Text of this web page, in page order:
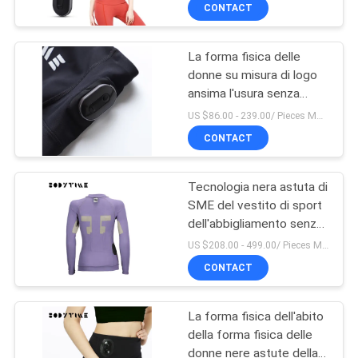
CONTROLLO
DI
QUALITÀ
CONTATTICI
NOTIZIA
RICHIEDA
UNA
CITAZIONE
Vestito senza fili di
SME
14
Ghette di SME
44
CONTACT
La forma fisica delle
donne su misura di logo
ansima l'usura senza
cuciture della palestra
dell'OEM dei pantaloni di
allenamento
CONTACT
Tecnologia nera astuta di
SME del vestito di sport
dell'abbigliamento senza
fili porpora di nylon di
addestramento
US $208.00 - 499.00/ Pieces MOQ:1pieces
CONTACT
La forma fisica dell'abito
della forma fisica delle
donne nere astute della